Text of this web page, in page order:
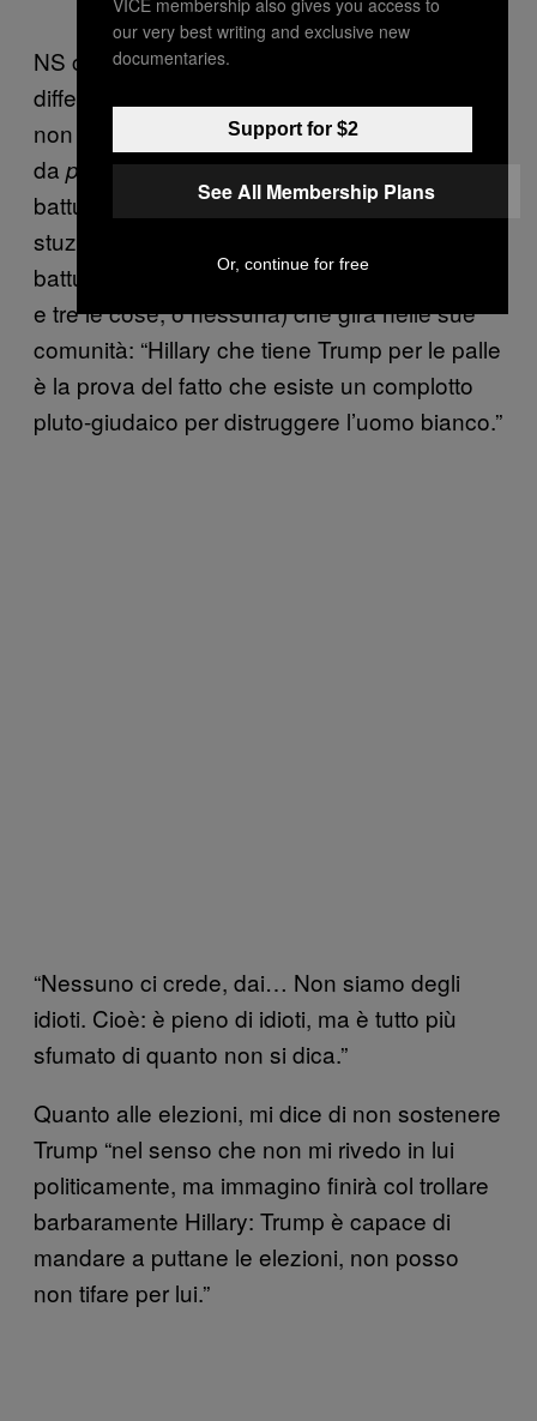
NS crede esistano effettivamente delle
differenze genetiche fra gruppi razziali, e che
non se ne parli per colpa di buonismo e ansia
da politicamente corretto. Dopo aver fatto una
battuta sui media progressisti, però, cerco di
stuzzicarlo replicando con una
battuta/cospirazione/paradosso (ancora: tutte
e tre le cose, o nessuna) che gira nelle sue
comunità: “Hillary che tiene Trump per le palle
è la prova del fatto che esiste un complotto
pluto-giudaico per distruggere l’uomo bianco.”
“Nessuno ci crede, dai… Non siamo degli
idioti. Cioè: è pieno di idioti, ma è tutto più
sfumato di quanto non si dica.”
Quanto alle elezioni, mi dice di non sostenere
Trump “nel senso che non mi rivedo in lui
politicamente, ma immagino finirà col trollare
barbaramente Hillary: Trump è capace di
mandare a puttane le elezioni, non posso
non tifare per lui.”
our very best writing and exclusive new
documentaries.
Support for $2
See All Membership Plans
Or, continue for free